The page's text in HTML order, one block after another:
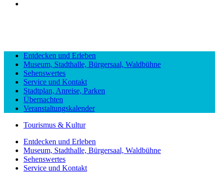
Entdecken und Erleben
Museum, Stadthalle, Bürgersaal, Waldbühne
Sehenswertes
Service und Kontakt
Stadtplan, Anreise, Parken
Übernachten
Veranstaltungskalender
Tourismus & Kultur
Entdecken und Erleben
Museum, Stadthalle, Bürgersaal, Waldbühne
Sehenswertes
Service und Kontakt